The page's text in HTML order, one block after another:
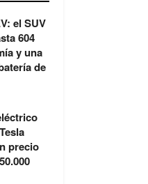
el SUV
604
y una
de
precio